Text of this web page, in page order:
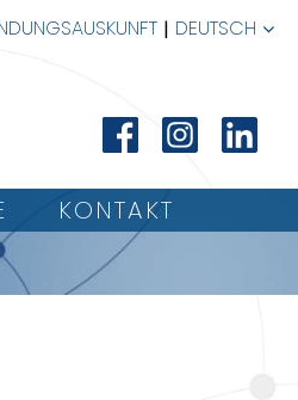
DEUTSCH
KONTAKT